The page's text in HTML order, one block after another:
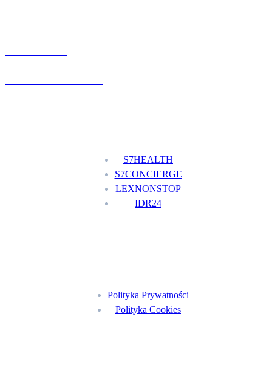
S7HEALTH
S7CONCIERGE
LEXNONSTOP
IDR24
Polityka Prywatności
Polityka Cookies